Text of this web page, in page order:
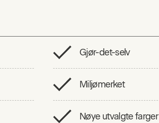
Gjør-det-selv
Miljømerket
Nøye utvalgte farger